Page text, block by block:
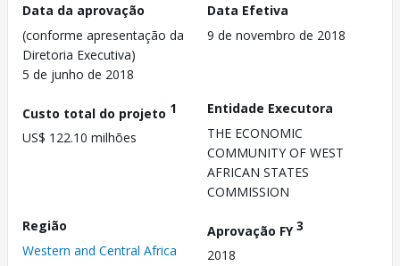
Data da aprovação
(conforme apresentação da
Diretoria Executiva)
5 de junho de 2018
Data Efetiva
9 de novembro de 2018
Custo total do projeto 1
US$ 122.10 milhões
Entidade Executora
THE ECONOMIC
COMMUNITY OF WEST
AFRICAN STATES
COMMISSION
Região
Western and Central Africa
Aprovação FY3
2018